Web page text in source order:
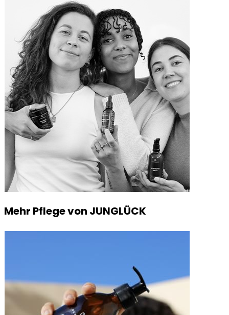
Mehr Pflege von JUNGLÜCK